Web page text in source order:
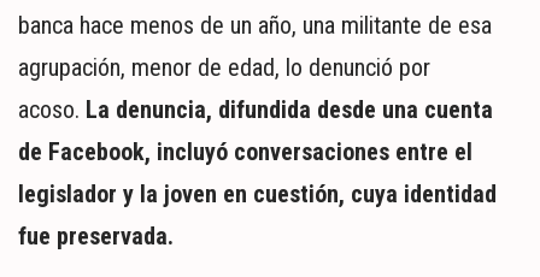
banca hace menos de un año, una militante de esa
agrupación, menor de edad, lo denunció por
acoso. La denuncia, difundida desde una cuenta
de Facebook, incluyó conversaciones entre el
legislador y la joven en cuestión, cuya identidad
fue preservada.